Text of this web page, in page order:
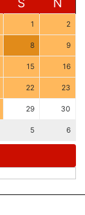
S N
1 2
8 9
15 16
22 23
29 30
5 6